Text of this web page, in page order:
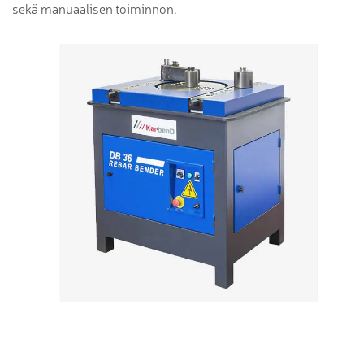
sekä manuaalisen toiminnon.